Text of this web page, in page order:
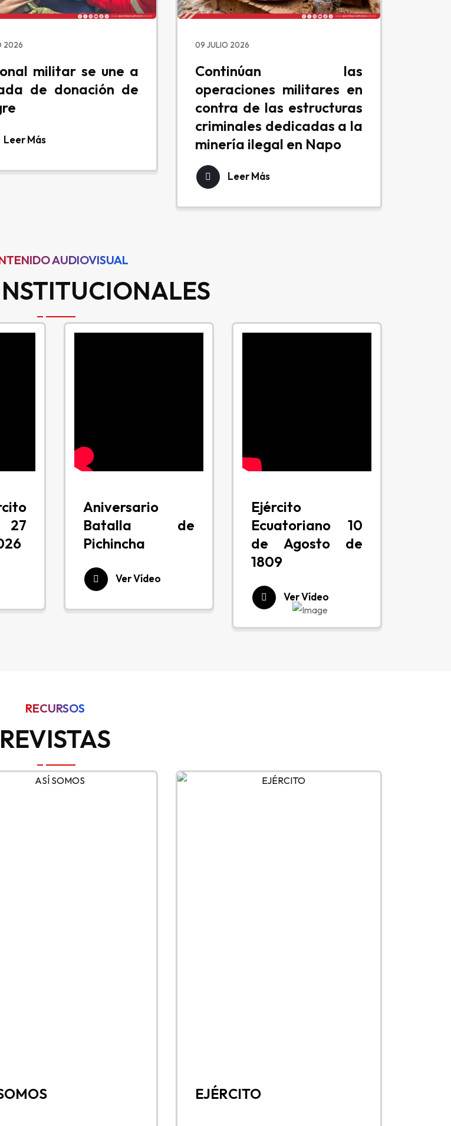
militar se une a
de donación de
2026
Leer Más
Continúan las
operaciones militares en
contra de las estructuras
criminales dedicadas a la
minería ilegal en Napo
09 JULIO 2026
Leer Más
AUDIOVISUAL
27
Aniversario
Batalla de
Pichincha
Ver Vídeo
Ejército
Ecuatoriano 10
de Agosto de
1809
Ver Vídeo
RECURSOS
REVISTAS
EJÉRCITO